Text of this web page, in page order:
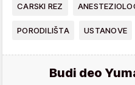
CARSKI REZ
PORODILIŠTA USTANOVE
Budi deo